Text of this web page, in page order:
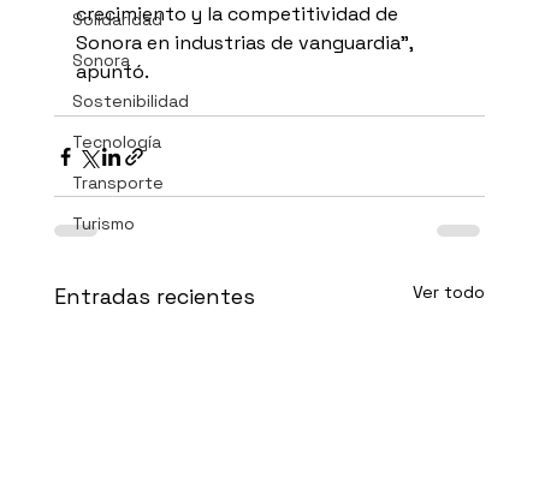
Solidaridad
Sonora
Sostenibilidad
Tecnología
Transporte
Turismo
crecimiento y la competitividad de
Sonora en industrias de vanguardia",
apuntó.
Entradas recientes Ver todo